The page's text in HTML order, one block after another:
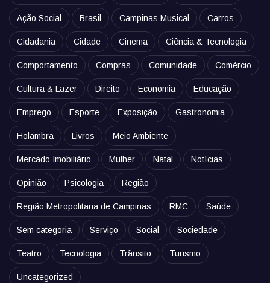
Ação Social Brasil Campinas Musical Carros
Cidadania Cidade Cinema Ciência & Tecnologia
Comportamento Compras Comunidade Comércio
Cultura & Lazer Direito Economia Educação
Emprego Esporte Exposição Gastronomia
Holambra Livros Meio Ambiente
Mercado Imobiliário Mulher Natal Notícias
Opinião Psicologia Região
Região Metropolitana de Campinas RMC Saúde
Sem categoria Serviço Social Sociedade
Teatro Tecnologia Trânsito Turismo
Uncategorized